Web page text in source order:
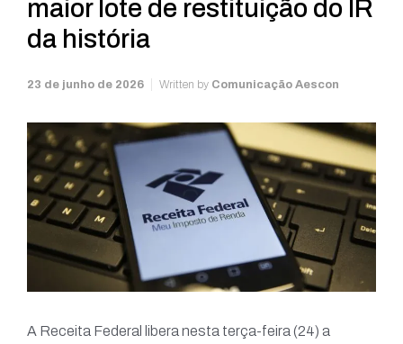
maior lote de restituição do IR
da história
23 de junho de 2026 Written by Comunicação Aescon
A Receita Federal libera nesta terça-feira (24) a